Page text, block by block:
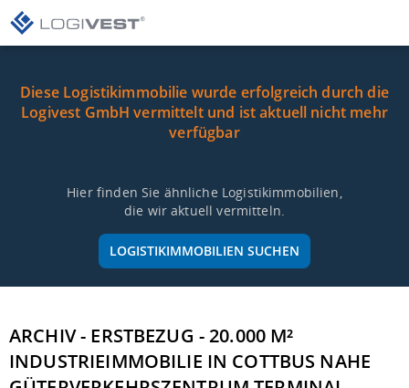
Diese Logistikimmobilie wurde erfolgreich durch die
Logivest GmbH vermittelt und ist aktuell nicht mehr
verfügbar
Hier finden Sie ähnliche Logistikimmobilien,
die wir aktuell vermitteln.
LOGISTIKIMMOBILIEN SUCHEN
ARCHIV - ERSTBEZUG - 20.000 M²
INDUSTRIEIMMOBILIE IN COTTBUS NAHE